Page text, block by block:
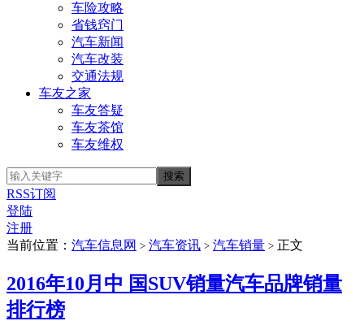
车险攻略
省钱窍门
汽车新闻
汽车改装
交通法规
车友之家
车友答疑
车友茶馆
车友维权
RSS订阅
登陆
注册
当前位置： 汽车信息网 > 汽车资讯 > 汽车销量 > 正文
2016年10月中 国SUV销量汽车品牌销量
排行榜